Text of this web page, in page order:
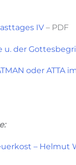
IV – PDF
u. der
oder ATTA
– Helmut